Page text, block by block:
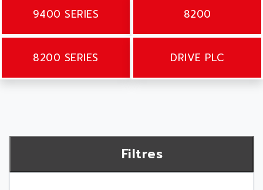
9400 SERIES 8200
8200 SERIES DRIVE PLC
Filtres